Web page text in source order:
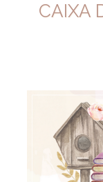
CAIXA